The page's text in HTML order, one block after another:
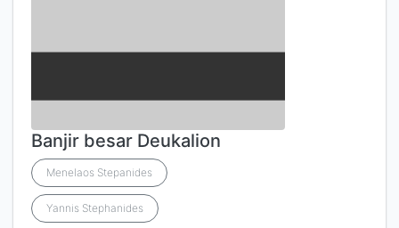
Banjir besar Deukalion
Menelaos Stepanides
Yannis Stephanides